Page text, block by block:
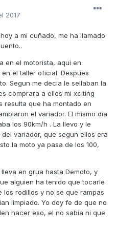
2017
a mi cuñado, me ha llamado
en el motorista, aqui en
el taller oficial. Despues
Segun me decia le sellaban la
comprara a ellos mi xciting
resulta que ha montado en
el variador. El mismo dia
los 90km/h . La llevo y le
variador, que segun ellos era
la moto ya pasa de los 100,
en grua hasta Demoto, y
alguien ha tenido que tocarle
los rodillos y no se que rampas
limpiado. Yo doy fe de que no
hacer eso, el no sabia ni que